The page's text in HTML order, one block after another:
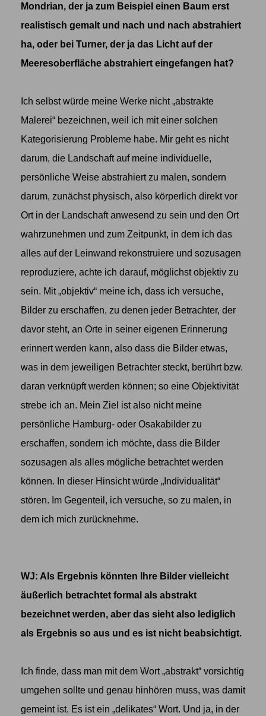
Mondrian, der ja zum Beispiel einen Baum erst
realistisch gemalt und nach und nach abstrahiert
ha, oder bei Turner, der ja das Licht auf der
Meeresoberfläche abstrahiert eingefangen hat?
Ich selbst würde meine Werke nicht „abstrakte
Malerei“ bezeichnen, weil ich mit einer solchen
Kategorisierung Probleme habe. Mir geht es nicht
darum, die Landschaft auf meine individuelle,
persönliche Weise abstrahiert zu malen, sondern
darum, zunächst physisch, also körperlich direkt vor
Ort in der Landschaft anwesend zu sein und den Ort
wahrzunehmen und zum Zeitpunkt, in dem ich das
alles auf der Leinwand rekonstruiere und sozusagen
reproduziere, achte ich darauf, möglichst objektiv zu
sein. Mit „objektiv“ meine ich, dass ich versuche,
Bilder zu erschaffen, zu denen jeder Betrachter, der
davor steht, an Orte in seiner eigenen Erinnerung
erinnert werden kann, also dass die Bilder etwas,
was in dem jeweiligen Betrachter steckt, berührt bzw.
daran verknüpft werden können; so eine Objektivität
strebe ich an. Mein Ziel ist also nicht meine
persönliche Hamburg- oder Osakabilder zu
erschaffen, sondern ich möchte, dass die Bilder
sozusagen als alles mögliche betrachtet werden
können. In dieser Hinsicht würde „Individualität“
stören. Im Gegenteil, ich versuche, so zu malen, in
dem ich mich zurücknehme.
WJ: Als Ergebnis könnten Ihre Bilder vielleicht
äußerlich betrachtet formal als abstrakt
bezeichnet werden, aber das sieht also lediglich
als Ergebnis so aus und es ist nicht beabsichtigt.
Ich finde, dass man mit dem Wort „abstrakt“ vorsichtig
umgehen sollte und genau hinhören muss, was damit
gemeint ist. Es ist ein „delikates“ Wort. Und ja, in der